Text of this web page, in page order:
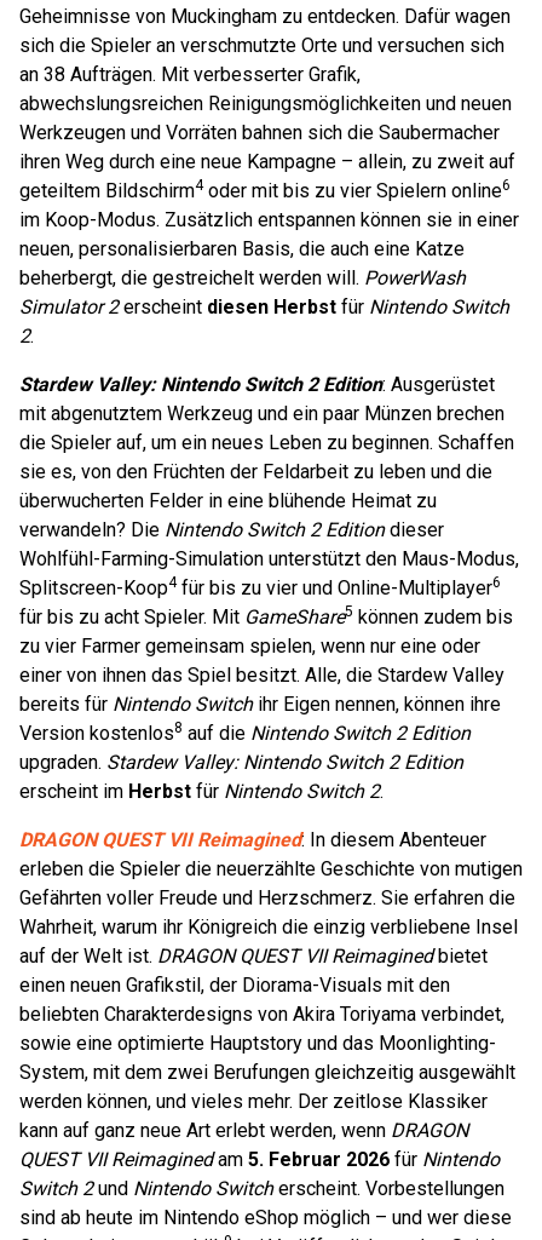
Geheimnisse von Muckingham zu entdecken. Dafür wagen
sich die Spieler an verschmutzte Orte und versuchen sich
an 38 Aufträgen. Mit verbesserter Grafik,
abwechslungsreichen Reinigungsmöglichkeiten und neuen
Werkzeugen und Vorräten bahnen sich die Saubermacher
ihren Weg durch eine neue Kampagne – allein, zu zweit auf
geteiltem Bildschirm4oder mit bis zu vier Spielern online6
im Koop-Modus. Zusätzlich entspannen können sie in einer
neuen, personalisierbaren Basis, die auch eine Katze
beherbergt, die gestreichelt werden will. PowerWash
Simulator 2erscheint diesen Herbst für Nintendo Switch
2.
Stardew Valley: Nintendo Switch 2 Edition: Ausgerüstet
mit abgenutztem Werkzeug und ein paar Münzen brechen
die Spieler auf, um ein neues Leben zu beginnen. Schaffen
sie es, von den Früchten der Feldarbeit zu leben und die
überwucherten Felder in eine blühende Heimat zu
verwandeln? Die Nintendo Switch 2 Editiondieser
Wohlfühl-Farming-Simulation unterstützt den Maus-Modus,
Splitscreen-Koop4für bis zu vier und Online-Multiplayer6
für bis zu acht Spieler. Mit GameShare5 können zudem bis
zu vier Farmer gemeinsam spielen, wenn nur eine oder
einer von ihnen das Spiel besitzt. Alle, die Stardew Valley
bereits für Nintendo Switchihr Eigen nennen, können ihre
Version kostenlos8 auf die Nintendo Switch 2 Edition
upgraden. Stardew Valley: Nintendo Switch 2 Edition
erscheint im Herbst für Nintendo Switch 2.
DRAGON QUEST VII Reimagined: In diesem Abenteuer
erleben die Spieler die neuerzählte Geschichte von mutigen
Gefährten voller Freude und Herzschmerz. Sie erfahren die
Wahrheit, warum ihr Königreich die einzig verbliebene Insel
auf der Welt ist. DRAGON QUEST VII Reimaginedbietet
einen neuen Grafikstil, der Diorama-Visuals mit den
beliebten Charakterdesigns von Akira Toriyama verbindet,
sowie eine optimierte Hauptstory und das Moonlighting-
System, mit dem zwei Berufungen gleichzeitig ausgewählt
werden können, und vieles mehr. Der zeitlose Klassiker
kann auf ganz neue Art erlebt werden, wenn DRAGON
QUEST VII Reimaginedam 5. Februar 2026 für Nintendo
Switch 2und Nintendo Switcherscheint. Vorbestellungen
sind ab heute im Nintendo eShop möglich – und wer diese